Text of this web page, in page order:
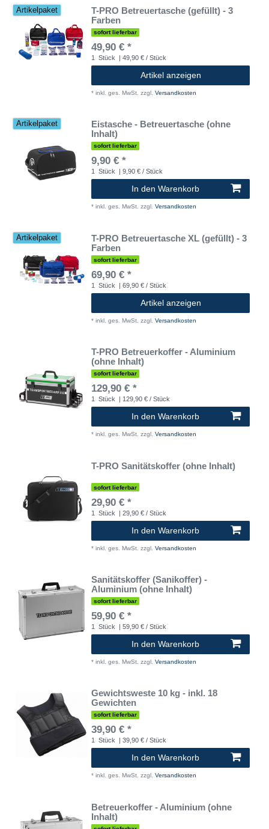
Artikelpaket
T-PRO Betreuertasche (gefüllt) - 3
Farben
sofort lieferbar
49,90 € *
1 Stück | 49,90 € / Stück
Artikel anzeigen
* inkl. ges. MwSt. zzgl. Versandkosten
Artikelpaket
Eistasche - Betreuertasche (ohne
Inhalt)
sofort lieferbar
9,90 € *
1 Stück | 9,90 € / Stück
In den Warenkorb
* inkl. ges. MwSt. zzgl. Versandkosten
Artikelpaket
T-PRO Betreuertasche XL (gefüllt) - 3
Farben
sofort lieferbar
69,90 € *
1 Stück | 69,90 € / Stück
Artikel anzeigen
* inkl. ges. MwSt. zzgl. Versandkosten
T-PRO Betreuerkoffer - Aluminium
(ohne Inhalt)
sofort lieferbar
129,90 € *
1 Stück | 129,90 € / Stück
In den Warenkorb
* inkl. ges. MwSt. zzgl. Versandkosten
T-PRO Sanitätskoffer (ohne Inhalt)
sofort lieferbar
29,90 € *
1 Stück | 29,90 € / Stück
In den Warenkorb
* inkl. ges. MwSt. zzgl. Versandkosten
Sanitätskoffer (Sanikoffer) -
Aluminium (ohne Inhalt)
sofort lieferbar
59,90 € *
1 Stück | 59,90 € / Stück
In den Warenkorb
* inkl. ges. MwSt. zzgl. Versandkosten
Gewichtsweste 10 kg - inkl. 18
Gewichten
sofort lieferbar
39,90 € *
1 Stück | 39,90 € / Stück
In den Warenkorb
* inkl. ges. MwSt. zzgl. Versandkosten
Betreuerkoffer - Aluminium (ohne
Inhalt)